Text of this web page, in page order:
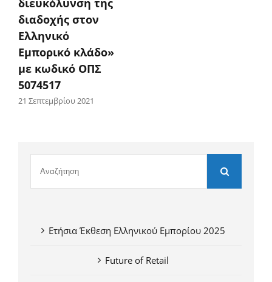
διευκόλυνση της
διαδοχής στον
Ελληνικό
Εμπορικό κλάδο»
με κωδικό ΟΠΣ
5074517
21 Σεπτεμβρίου 2021
Ετήσια Έκθεση Ελληνικού Εμπορίου 2025
Future of Retail